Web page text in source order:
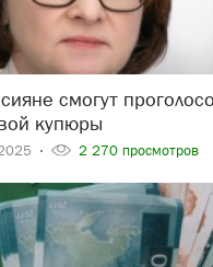
купюры
2 270 просмотров